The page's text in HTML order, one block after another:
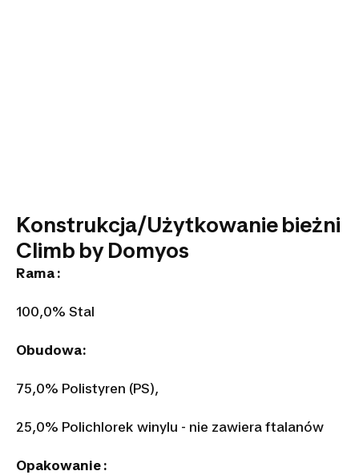
Konstrukcja/Użytkowanie bieżni
Climb by Domyos
Rama :
100,0% Stal
Obudowa:
75,0% Polistyren (PS),
25,0% Polichlorek winylu - nie zawiera ftalanów
Opakowanie :